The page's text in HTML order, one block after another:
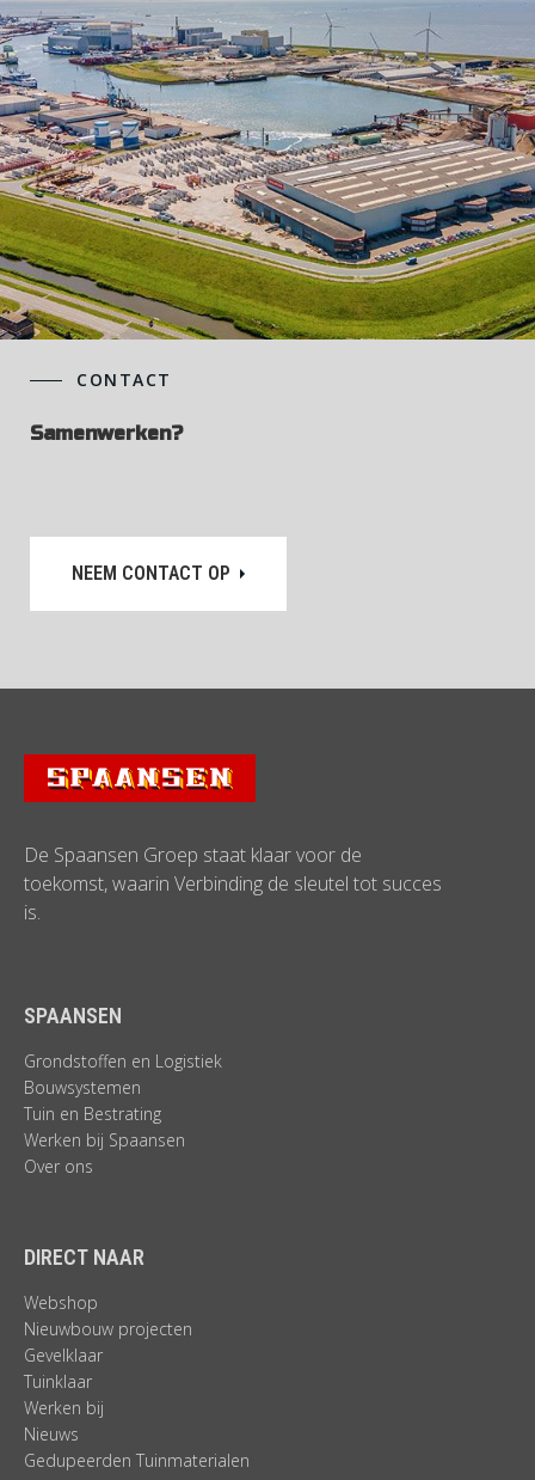
CONTACT
Samenwerken?
NEEM CONTACT OP
De Spaansen Groep staat klaar voor de
toekomst, waarin Verbinding de sleutel tot succes
is.
SPAANSEN
Grondstoffen en Logistiek
Bouwsystemen
Tuin en Bestrating
Werken bij Spaansen
Over ons
DIRECT NAAR
Webshop
Nieuwbouw projecten
Gevelklaar
Tuinklaar
Werken bij
Nieuws
Gedupeerden Tuinmaterialen